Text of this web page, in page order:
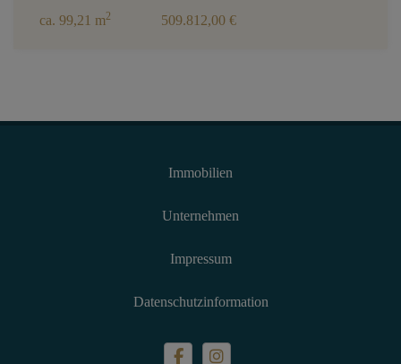
ca. 99,21 m2 509.812,00 €
Immobilien
Unternehmen
Impressum
Datenschutzinformation